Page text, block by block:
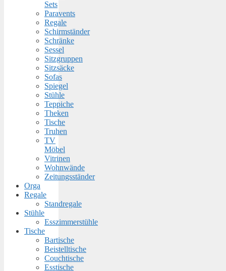
Sets
Paravents
Regale
Schirmständer
Schränke
Sessel
Sitzgruppen
Sitzsäcke
Sofas
Spiegel
Stühle
Teppiche
Theken
Tische
Truhen
TV
Möbel
Vitrinen
Wohnwände
Zeitungsständer
Orga
Regale
Standregale
Stühle
Esszimmerstühle
Tische
Bartische
Beistelltische
Couchtische
Esstische